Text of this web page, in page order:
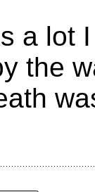
a lot
the